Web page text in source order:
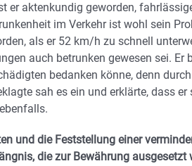
er aktenkundig geworden,
im Verkehr ist wohl sein
als er 52 km/h zu schnell
auch betrunken gewesen sei.
bedanken könne, denn
sah es ein und erklärte, dass
und die Feststellung einer
die zur Bewährung